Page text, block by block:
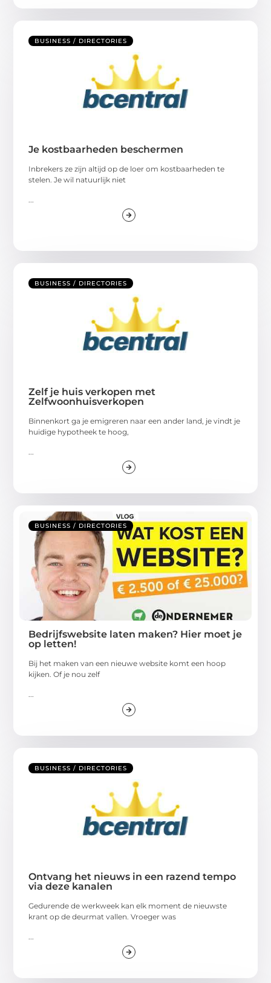
BUSINESS / DIRECTORIES
Je kostbaarheden beschermen
Inbrekers ze zijn altijd op de loer om kostbaarheden te
stelen. Je wil natuurlijk niet
BUSINESS / DIRECTORIES
Zelf je huis verkopen met
Zelfwoonhuisverkopen
Binnenkort ga je emigreren naar een ander land, je vindt je
huidige hypotheek te hoog,
BUSINESS / DIRECTORIES
Bedrijfswebsite laten maken? Hier moet je
op letten!
Bij het maken van een nieuwe website komt een hoop
kijken. Of je nou zelf
BUSINESS / DIRECTORIES
Ontvang het nieuws in een razend tempo
via deze kanalen
Gedurende de werkweek kan elk moment de nieuwste
krant op de deurmat vallen. Vroeger was